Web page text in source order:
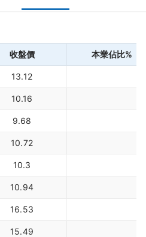
收盤價 本業佔比%
13.12
10.16
9.68
10.72
10.3
10.94
16.53
15.49